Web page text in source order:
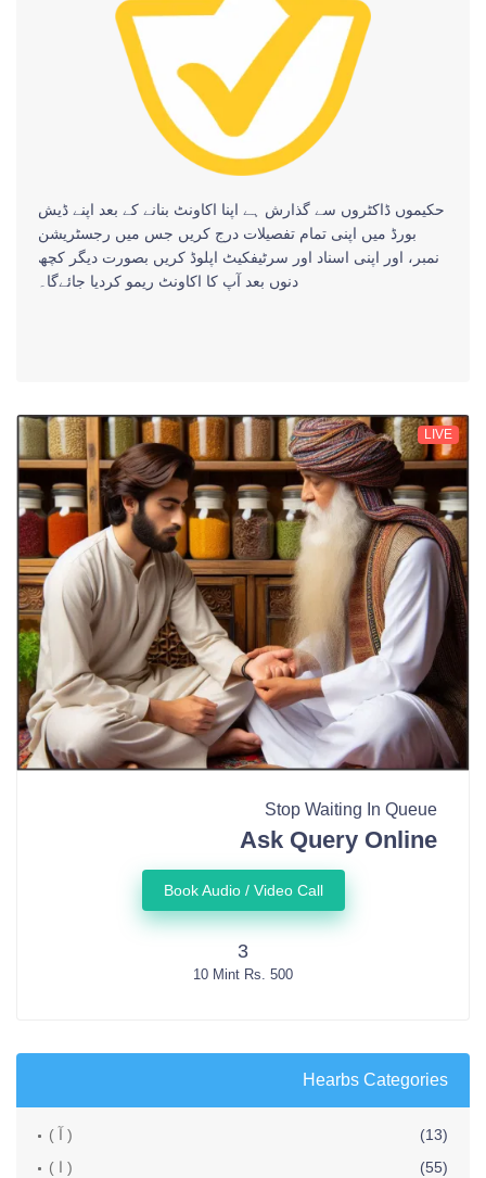
حکیموں ڈاکٹروں سے گذارش ہے اپنا اکاونٹ بنانے کے بعد اپنے ڈیش
بورڈ میں اپنی تمام تفصیلات درج کریں جس میں رجسٹریشن
نمبر، اور اپنی اسناد اور سرٹیفکیٹ اپلوڈ کریں بصورت دیگر کچھ
دنوں بعد آپ کا اکاونٹ ریمو کردیا جائےگا۔
LIVE
Stop Waiting In Queue
Ask Query Online
Book Audio / Video Call
3
10 Mint Rs. 500
Hearbs Categories
( آ )
(13)
( ا )
(55)